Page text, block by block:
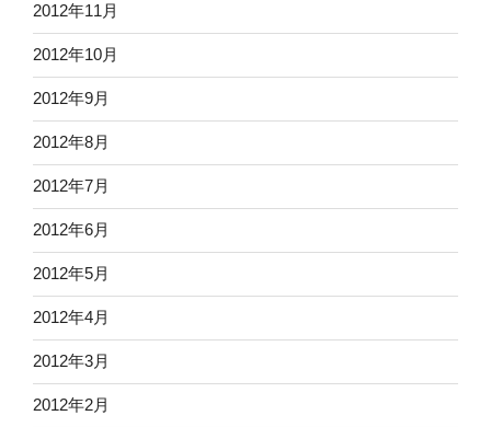
2012年11月
2012年10月
2012年9月
2012年8月
2012年7月
2012年6月
2012年5月
2012年4月
2012年3月
2012年2月